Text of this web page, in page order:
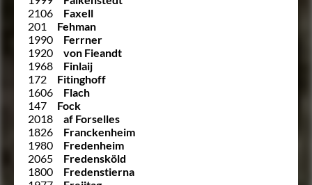
2106
Faxell
201
Fehman
1990
Ferrner
1920
von Fieandt
1968
Finlaij
172
Fitinghoff
1606
Flach
147
Fock
2018
af Forselles
1826
Franckenheim
1980
Fredenheim
2065
Fredensköld
1800
Fredenstierna